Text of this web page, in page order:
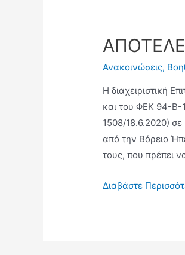
Ανακοινώσεις,
Η διαχειριστική
και του ΦΕΚ 94-Β-
1508/18.6.2020)
από την Βόρειο
τους, που πρέπει
Διαβάστε